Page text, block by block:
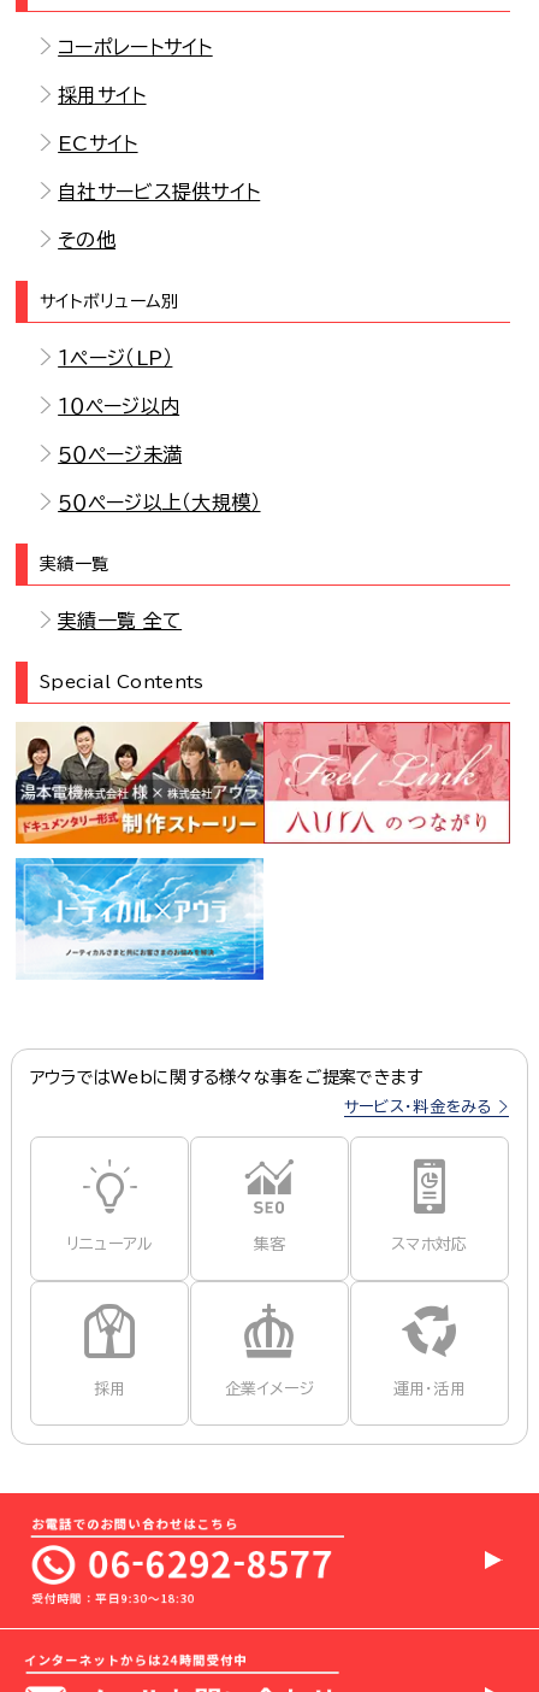
コーポレートサイト
採用サイト
ECサイト
自社サービス提供サイト
その他
サイトボリューム別
１ページ（LP）
１０ページ以内
５０ページ未満
５０ページ以上（大規模）
実績一覧
実績一覧 全て
Special Contents
アウラではWebに関する様々な事をご提案できます
サービス・料金をみる
リニューアル 集客 スマホ対応
採用 企業イメージ 運用・活用